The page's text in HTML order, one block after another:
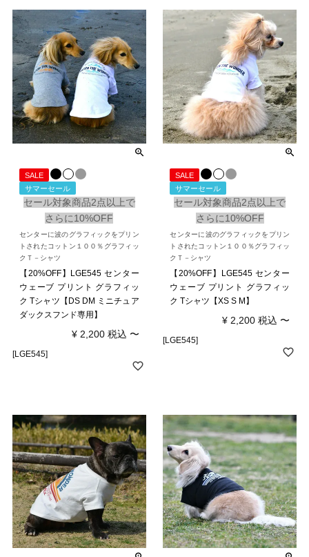
SALE
サマーセール
セール対象商品2点以上で
さらに10%OFF
センターに波のグラフィックをプリン
トされたコットン１００％グラフィッ
クＴ－シャツ
【20%OFF】LGE545 センター
ウェーブ プリント グラフィッ
ク Tシャツ【DS DM ミニチュア
ダックスフンド専用】
¥ 2,200 税込 〜
[LGE545]
SALE
サマーセール
セール対象商品2点以上で
さらに10%OFF
センターに波のグラフィックをプリン
トされたコットン１００％グラフィッ
クＴ－シャツ
【20%OFF】LGE545 センター
ウェーブ プリント グラフィッ
ク Tシャツ【XS S M】
¥ 2,200 税込 〜
[LGE545]